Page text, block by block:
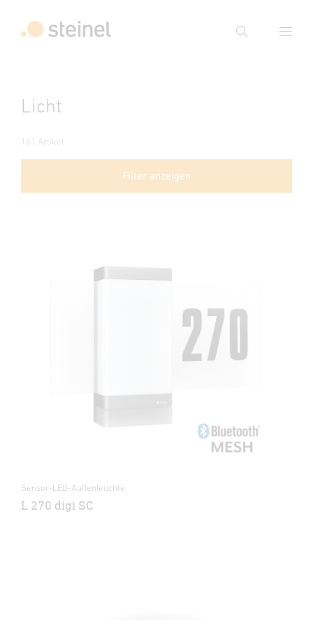
Suche
Suche
Licht
161 Artikel
Filter anzeigen
Sensor-LED-Außenleuchte
L 270 digi SC